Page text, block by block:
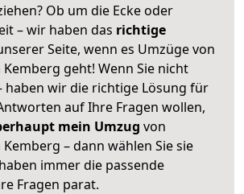
Ob um die Ecke oder
– wir haben das richtige
Seite, wenn es Umzüge von
geht! Wenn Sie nicht
haben wir die richtige Lösung für
auf Ihre Fragen wollen,
mein Umzug von
– dann wählen Sie sie
immer die passende
Fragen parat.